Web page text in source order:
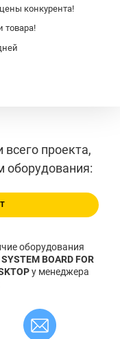
конкурента!
товара!
всего проекта,
оборудования:
оборудования
BOARD FOR
у менеджера